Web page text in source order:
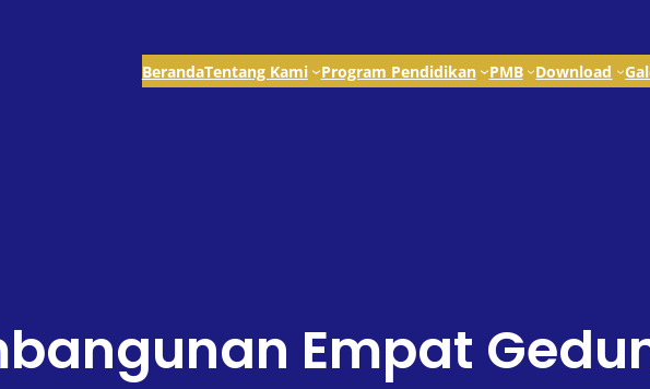
BerandaTentang Kami Program Pendidikan PMB Download
Empat